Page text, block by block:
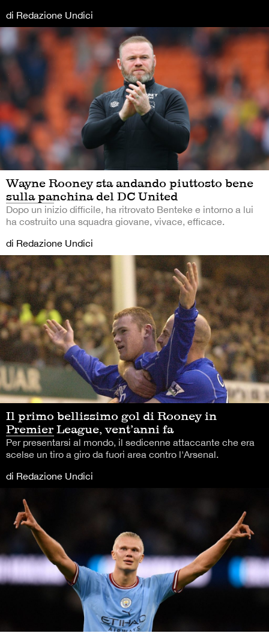
di Redazione Undici
Wayne Rooney sta andando piuttosto bene
sulla panchina del DC United
Dopo un inizio difficile, ha ritrovato Benteke e intorno a lui
ha costruito una squadra giovane, vivace, efficace.
di Redazione Undici
Il primo bellissimo gol di Rooney in
Premier League, vent’anni fa
Per presentarsi al mondo, il sedicenne attaccante che era
scelse un tiro a giro da fuori area contro l'Arsenal.
di Redazione Undici